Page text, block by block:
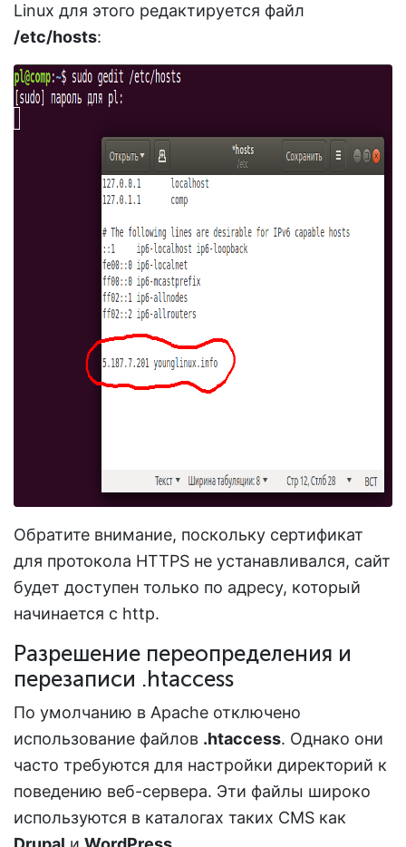
Linux для этого редактируется файл
/etc/hosts:
Обратите внимание, поскольку сертификат
для протокола HTTPS не устанавливался, сайт
будет доступен только по адресу, который
начинается с http.
Разрешение переопределения и
перезаписи .htaccess
По умолчанию в Apache отключено
использование файлов .htaccess. Однако они
часто требуются для настройки директорий к
поведению веб-сервера. Эти файлы широко
используются в каталогах таких CMS как